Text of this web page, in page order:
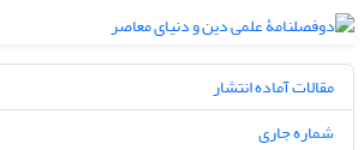
مقالات آماده انتشار
شماره جاری